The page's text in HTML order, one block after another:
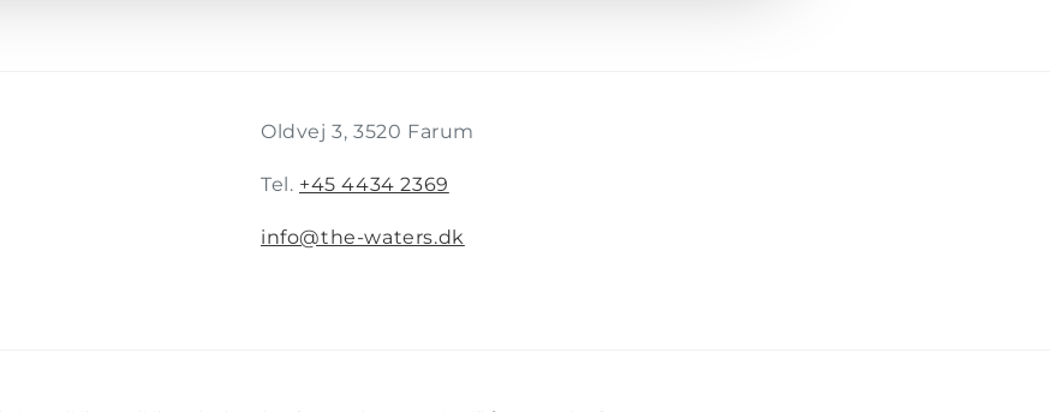
Oldvej 3, 3520 Farum
Tel. +45 4434 2369
info@the-waters.dk